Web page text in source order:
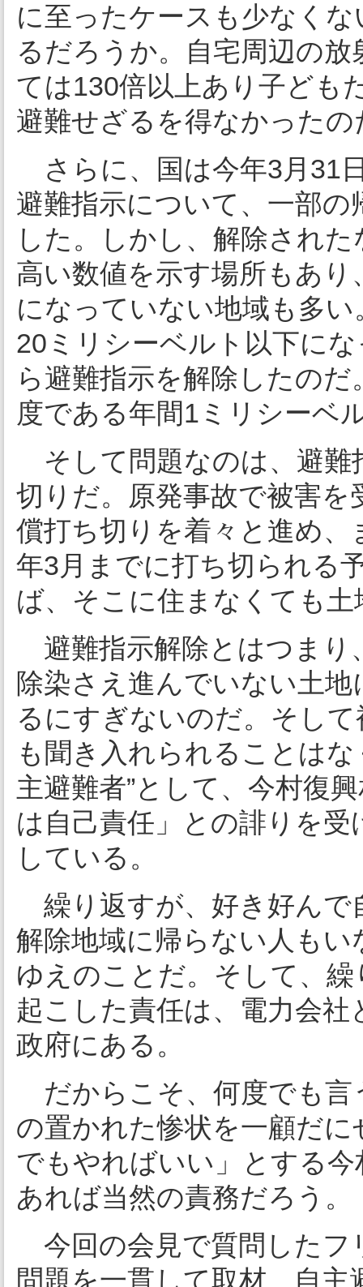
に至ったケースも少なく
るだろうか。自宅周辺の
ては130倍以上あり子ども
避難せざるを得なかったの
さらに、国は今年3月31
避難指示について、一部
した。しかし、解除され
高い数値を示す場所もあ
になっていない地域も多
20ミリシーベルト以下に
ら避難指示を解除したの
度である年間1ミリシーベ
そして問題なのは、避難
切りだ。原発事故で被害
償打ち切りを着々と進め
年3月までに打ち切られる
ば、そこに住まなくても
避難指示解除とはつまり
除染さえ進んでいない土地
るにすぎないのだ。そし
も聞き入れられることは
主避難者”として、今村復
は自己責任」との誹りを
している。
繰り返すが、好き好んで
解除地域に帰らない人も
ゆえのことだ。そして、
起こした責任は、電力会社
政府にある。
だからこそ、何度でも言
の置かれた惨状を一顧だ
でもやればいい」とする
あれば当然の責務だろう。
今回の会見で質問したフ
問題を一貫して取材、自